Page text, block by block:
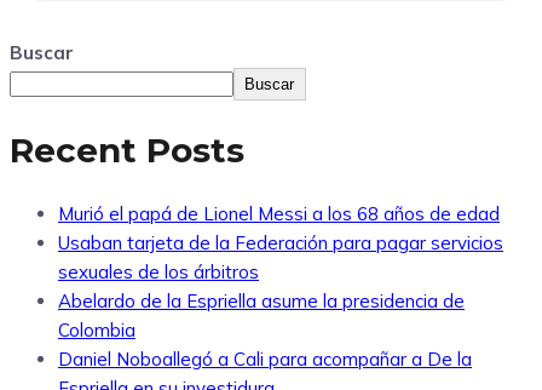
Buscar
Buscar
Recent Posts
Murió el papá de Lionel Messi a los 68 años de edad
Usaban tarjeta de la Federación para pagar servicios
sexuales de los árbitros
Abelardo de la Espriella asume la presidencia de
Colombia
Daniel Noboallegó a Cali para acompañar a De la